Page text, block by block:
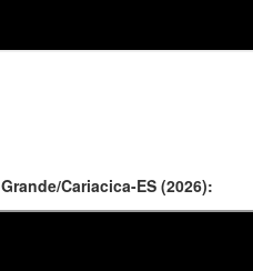
Cariacica-ES (2026):